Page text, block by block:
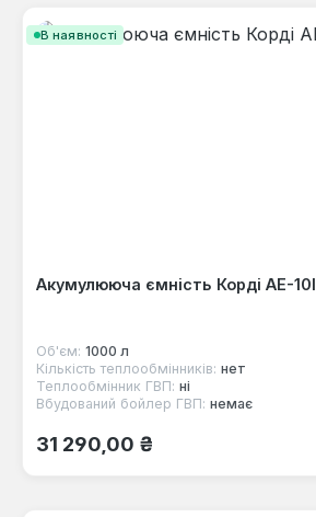
В наявності
Акумулююча ємність Корді AE-10I
Об'єм: 1000 л
Кількість теплообмінників: нет
Теплообмінник ГВП: ні
Вбудований бойлер ГВП: немає
Звичайна ціна:
31 290,00 ₴